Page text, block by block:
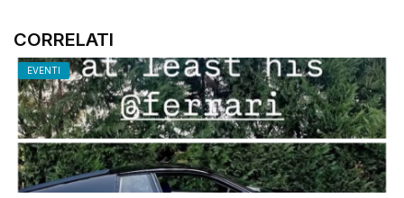
CORRELATI
EVENTI